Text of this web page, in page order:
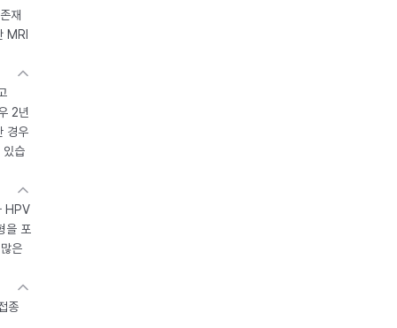
재
MRI
2년
경우
있습
HPV
을 포
은
종